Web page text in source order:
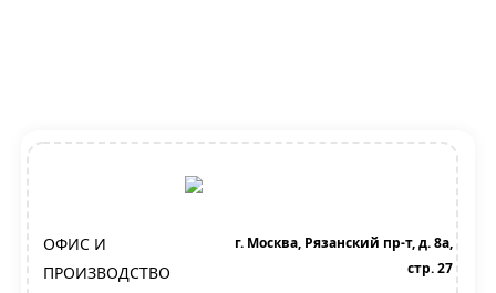
ОФИС И
ПРОИЗВОДСТВО
г. Москва, Рязанский пр-т, д. 8а,
стр. 27